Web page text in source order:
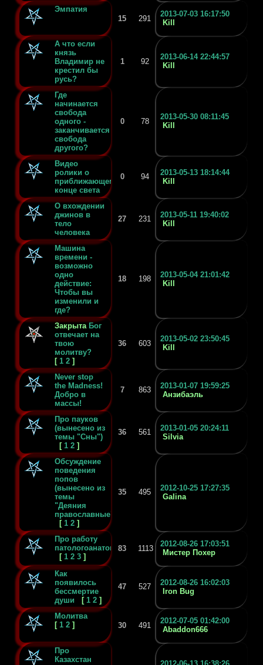
Эмпатия
15
291
2013-07-03 16:17:50
Kill
А что если
князь
Владимир не
крестил бы
русь?
1 92
2013-06-14 22:44:57
Kill
Где
начинается
свобода
одного -
заканчивается
свобода
другого?
0 78
2013-05-30 08:11:45
Kill
Видео
ролики о
приближающемся
конце света
0 94
2013-05-13 18:14:44
Kill
О вхождении
джинов в
тело
человека
27 231
2013-05-11 19:40:02
Kill
Машина
времени -
возможно
одно
действие:
Чтобы вы
изменили и
где?
18 198
2013-05-04 21:01:42
Kill
Закрыта Бог
отвечает на
твою
молитву?
[ 1 2 ]
36 603
2013-05-02 23:50:45
Kill
Never stop
the Madness!
Добро в
массы!
7 863
2013-01-07 19:59:25
Анзибаэль
Про пауков
(вынесено из
темы "Сны")
[ 1 2 ]
36 561
2013-01-05 20:24:11
Silvia
Обсуждение
поведения
попов
(вынесено из
темы
"Деяния
православные")
[ 1 2 ]
35 495
2012-10-25 17:27:35
Galina
Про работу
патологоанатомов
[ 1 2 3 ]
83 1113
2012-08-26 17:03:51
Мистер Похер
Как
появилось
бессмертие
души
[ 1 2 ]
47 527
2012-08-26 16:02:03
Iron Bug
Молитва
[ 1 2 ] 30 491
2012-07-05 01:42:00
Abaddon666
Про
Казахстан